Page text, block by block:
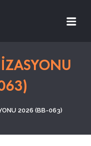
2026 (BB-063)